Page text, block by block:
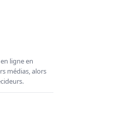
ligne en
médias, alors